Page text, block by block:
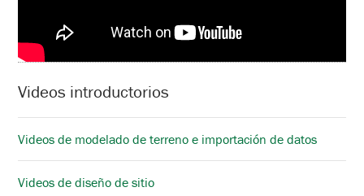
Videos introductorios
Videos de modelado de terreno e importación de datos
Videos de diseño de sitio